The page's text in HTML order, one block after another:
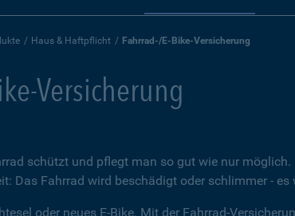
Haus & Haftpflicht Fahrrad-/E-Bike-Versicherung
Versicherung
schützt und pflegt man so gut wie nur
Das Fahrrad wird beschädigt oder schlimmer - es
oder neues E-Bike. Mit der Fahrrad-